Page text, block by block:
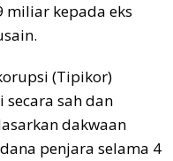
miliar kepada eks
(Tipikor)
sah dan
dakwaan
penjara selama 4